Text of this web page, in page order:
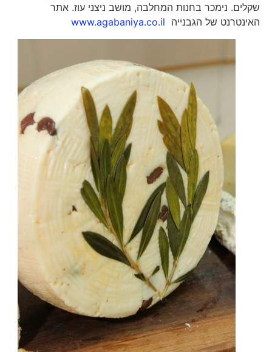
שקלים. נימכר בחנות המחלבה, מושב ניצני עוז. אתר
האינטרנט של הגבנייהwww.agabaniya.co.il